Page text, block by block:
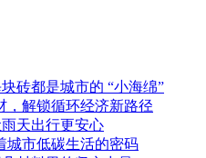
砖都是城市的 “小海绵”
，解锁循环经济新路径
天出行更安心
城市低碳生活的密码